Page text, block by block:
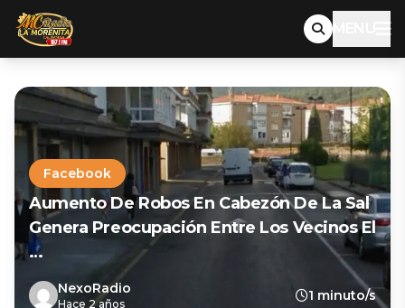
MENU
Facebook
Aumento De Robos En Cabezón De La Sal
Genera Preocupación Entre Los Vecinos El
…
NexoRadio
Hace 2 años
1 minuto/s